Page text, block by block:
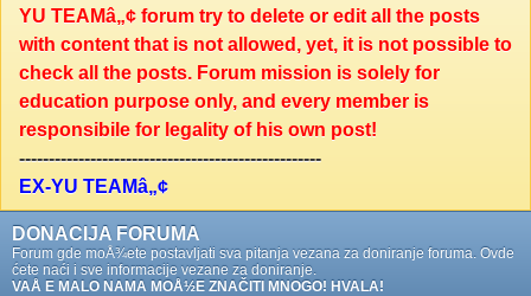
YU TEAMâ„¢ forum try to delete or edit all the posts
with content that is not allowed, yet, it is not possible to
check all the posts. Forum mission is solely for
education purpose only, and every member is
responsibile for legality of his own post!
---------------------------------------------------
EX-YU TEAMâ„¢
DONACIJA FORUMA
Forum gde moÅ¾ete postavljati sva pitanja vezana za doniranje foruma. Ovde
ćete naći i sve informacije vezane za doniranje.
VAÅ E MALO NAMA MOÅ½E ZNAČITI MNOGO! HVALA!